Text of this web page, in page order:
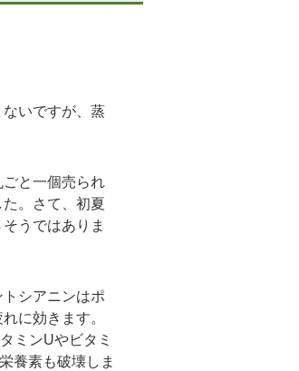
いですが、蒸
と一個売られ
。さて、初夏
うではありま
シアニンはポ
に効きます。
ミンUやビタミ
養素も破壊しま